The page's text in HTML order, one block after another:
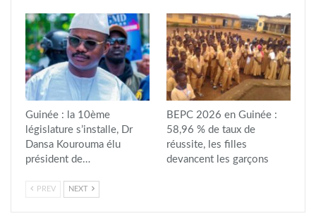
Guinée : la 10ème
législature s’installe, Dr
Dansa Kourouma élu
président de…
BEPC 2026 en Guinée :
58,96 % de taux de
réussite, les filles
devancent les garçons
PREV NEXT